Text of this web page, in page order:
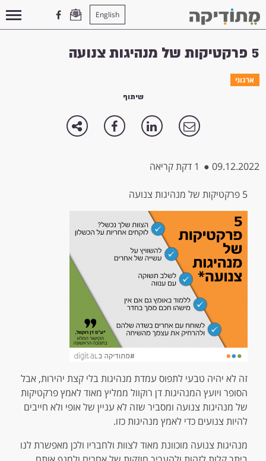
English
עמוד הבית>ארגוני>
5 פרקטיקות של מנהיגות צנועה
ארגוני
שיתוף
09.12.2022
● 1 דקת קריאה
5 פרקטיקות של מנהיגות צנועה
זה לא יהיה טבעי לתפוס עמדת מנהיגות בלי קצת יהירות, אבל
הסופר ויועץ המנהיגות דן רוקוול ממליץ מאוד לאמץ פרקטיקות
של מנהיגות צנועה ומסביר שזה לא עניין של אופי ולא חייבים
להיות צנועים כדי לאמץ מנהיגות כזו.
מנהיגות צנועה מוכוונת מאוד לצוות ולחבריו ולכן מאפשרת לנו